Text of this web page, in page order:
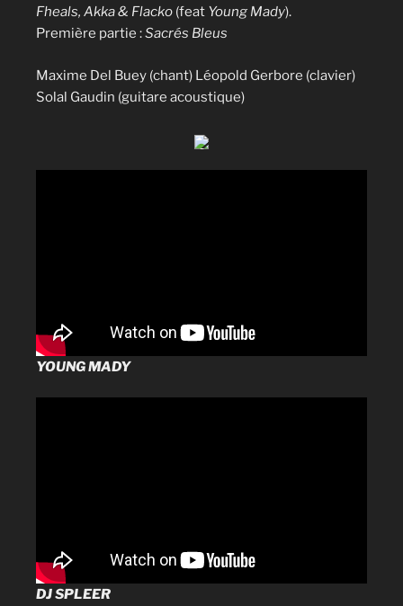
Fheals, Akka & Flacko (feat Young Mady).
Première partie :Sacrés Bleus
Maxime Del Buey (chant) Léopold Gerbore (clavier)
Solal Gaudin (guitare acoustique)
YOUNG MADY
DJ SPLEER